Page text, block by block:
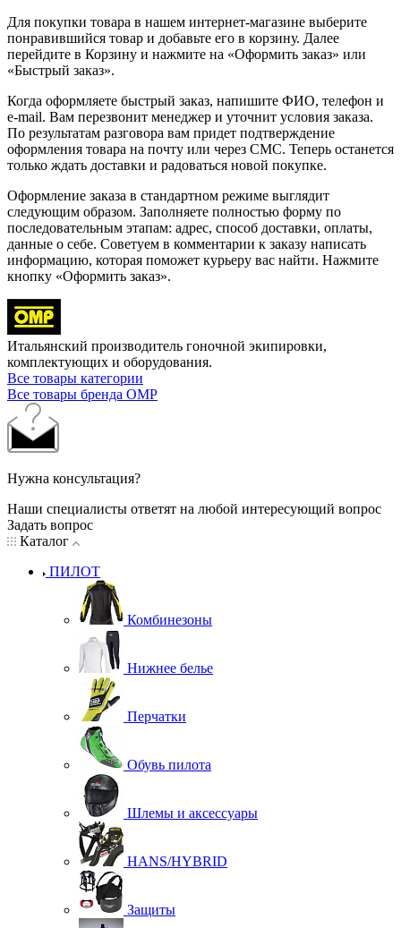
Для покупки товара в нашем интернет-магазине выберите
понравившийся товар и добавьте его в корзину. Далее
перейдите в Корзину и нажмите на «Оформить заказ» или
«Быстрый заказ».
Когда оформляете быстрый заказ, напишите ФИО, телефон и
e-mail. Вам перезвонит менеджер и уточнит условия заказа.
По результатам разговора вам придет подтверждение
оформления товара на почту или через СМС. Теперь останется
только ждать доставки и радоваться новой покупке.
Оформление заказа в стандартном режиме выглядит
следующим образом. Заполняете полностью форму по
последовательным этапам: адрес, способ доставки, оплаты,
данные о себе. Советуем в комментарии к заказу написать
информацию, которая поможет курьеру вас найти. Нажмите
кнопку «Оформить заказ».
Итальянский производитель гоночной экипировки,
комплектующих и оборудования.
Все товары категории
Все товары бренда OMP
Нужна консультация?
Наши специалисты ответят на любой интересующий вопрос
Задать вопрос
Каталог
ПИЛОТ
Комбинезоны
Нижнее белье
Перчатки
Обувь пилота
Шлемы и аксессуары
HANS/HYBRID
Защиты